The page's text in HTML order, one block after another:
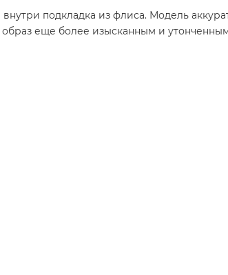
подкладка из флиса. Модель
еще более изысканным и